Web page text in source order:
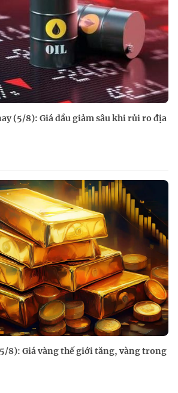
(5/8): Giá dầu giảm sâu khi rủi ro địa
8): Giá vàng thế giới tăng, vàng trong